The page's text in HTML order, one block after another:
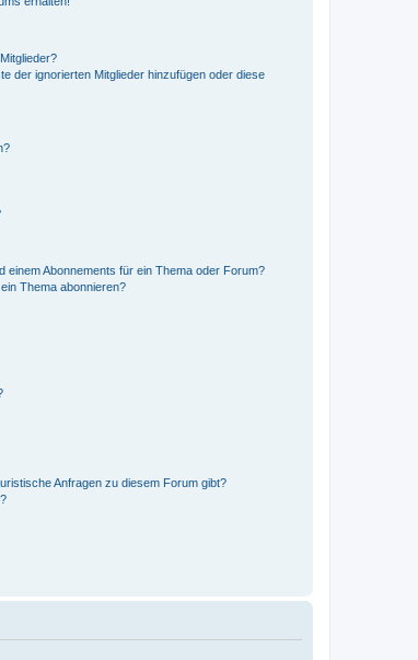
der ignorierten Mitglieder hinzufügen oder diese
Abonnements für ein Thema oder Forum?
Thema abonnieren?
Anfragen zu diesem Forum gibt?